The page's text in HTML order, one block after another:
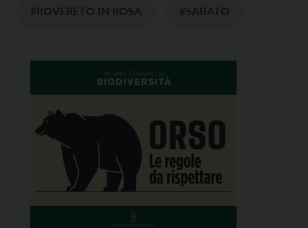
#ROVERETO IN ROSA #SABATO